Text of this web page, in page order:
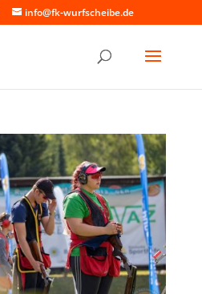
info@fk-wurfscheibe.de